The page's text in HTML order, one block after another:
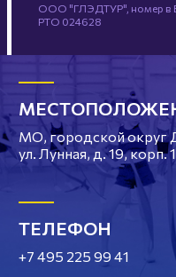
ООО "ГЛЭДТУР", номер в
РТО 024628
МО, городской округ
ул. Лунная, д. 19, корп.
ТЕЛЕФОН
+7 495 225 99 41